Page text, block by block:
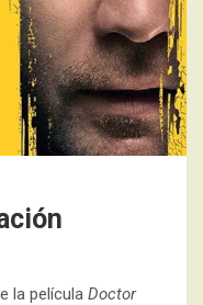
la película Doctor